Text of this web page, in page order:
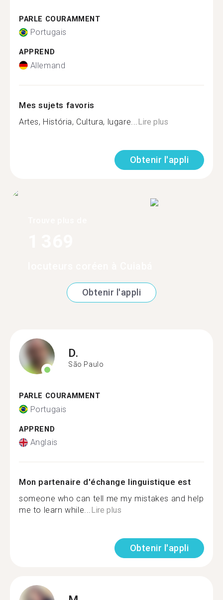
PARLE COURAMMENT
Portugais
APPREND
Allemand
Mes sujets favoris
Artes, História, Cultura, lugare... Lire plus
Obtenir l'appli
Obtenir l'appli
D.
São Paulo
PARLE COURAMMENT
Portugais
APPREND
Anglais
Mon partenaire d'échange linguistique est
someone who can tell me my mistakes and help
me to learn while...Lire plus
Obtenir l'appli